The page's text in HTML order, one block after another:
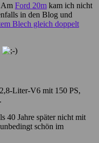
Am Ford 20m kam ich nicht
in den Blog und
Blech gleich doppelt
Liter-V6 mit 150 PS,
40 Jahre später nicht mit
schön im